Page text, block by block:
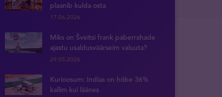
plaanib kulda osta
17.06.2026
Miks on Šveitsi frank paberrahade
ajastu usaldusväärseim valuuta?
29.05.2026
Kurioosum: Indias on hõbe 36%
kallim kui läänes